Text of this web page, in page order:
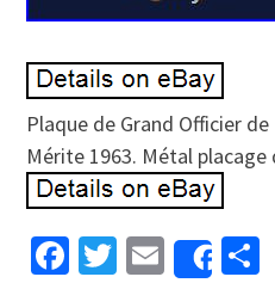
Plaque de Grand Officier
Mérite 1963. Métal
Facebook
Twitter
EmailShare